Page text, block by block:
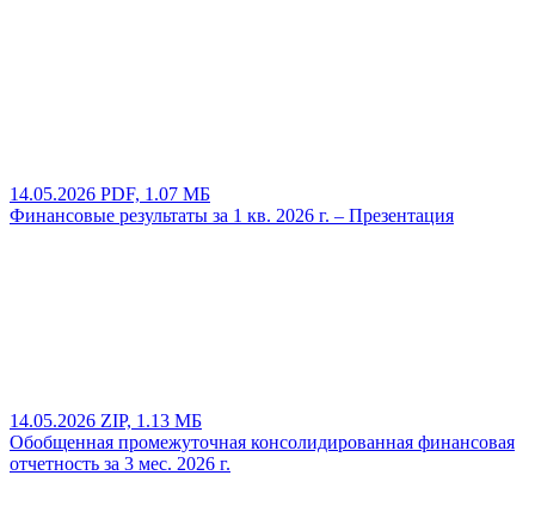
14.05.2026 PDF, 1.07 МБ
Финансовые результаты за 1 кв. 2026 г. – Презентация
14.05.2026 ZIP, 1.13 МБ
Обобщенная промежуточная консолидированная финансовая
отчетность за 3 мес. 2026 г.